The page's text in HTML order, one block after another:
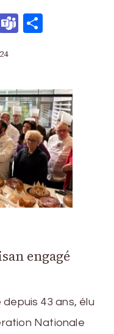
Telegram
Teams
engagé
43 ans, élu
Nationale